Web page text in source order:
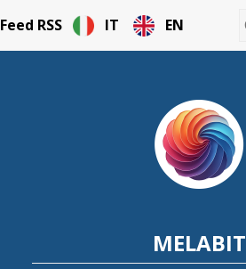
Feed RSS IT EN
MELABIT